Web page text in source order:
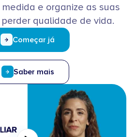
e organize as suas
qualidade de vida.
Começar já
Saber mais